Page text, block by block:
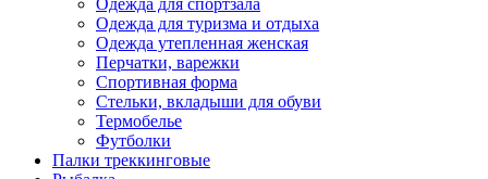
Одежда для туризма и отдыха
Одежда утепленная женская
Перчатки, варежки
Спортивная форма
Стельки, вкладыши для обуви
Термобелье
Футболки
Палки треккинговые